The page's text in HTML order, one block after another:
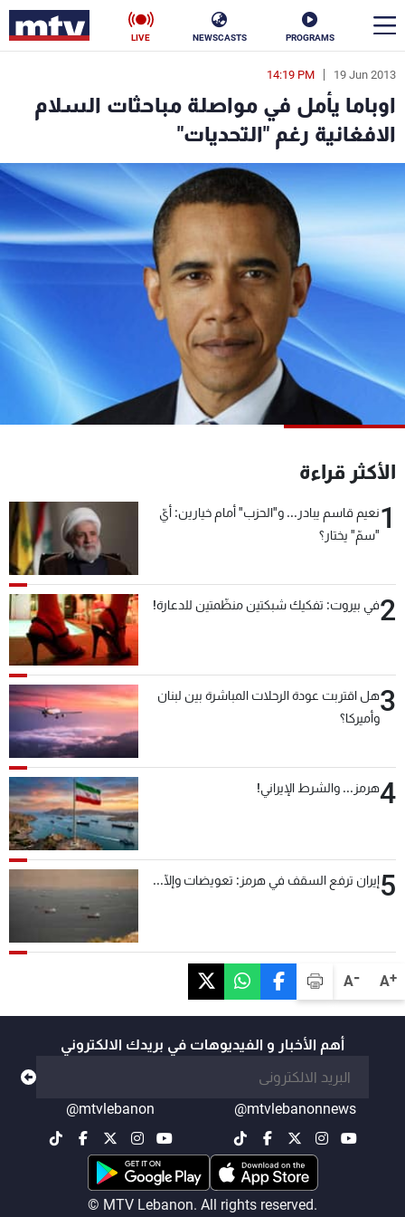
PROGRAMS
NEWSCASTS
LIVE
A+
A-
19 Jun 2013
14:19 PM
اوباما يأمل في مواصلة مباحثات السلام
الافغانية رغم "التحديات"
الأكثر قراءة
1نعيم قاسم يبادر... و"الحزب" أمام خيارين: أيّ
"سمّ" يختار؟
2في بيروت: تفكيك شبكتين منظّمتين للدعارة!
3هل اقتربت عودة الرحلات المباشرة بين لبنان
وأميركا؟
4هرمز... والشرط الإيراني!
5إيران ترفع السقف في هرمز: تعويضات وإلّا...
أهم الأخبار و الفيديوهات في بريدك الالكتروني
@mtvlebanonnews
@mtvlebanon
© MTV Lebanon. All rights reserved.
en
الأخبار
سياسة ناس
إقتصاد فن
منوعات رياضة
كأس العالم
البرامج
جدول البرامج
شاهد البرامج
عن MTV
الإنـتـاج
لاعلاناتكم
وظائف
سياسة الخصوصية